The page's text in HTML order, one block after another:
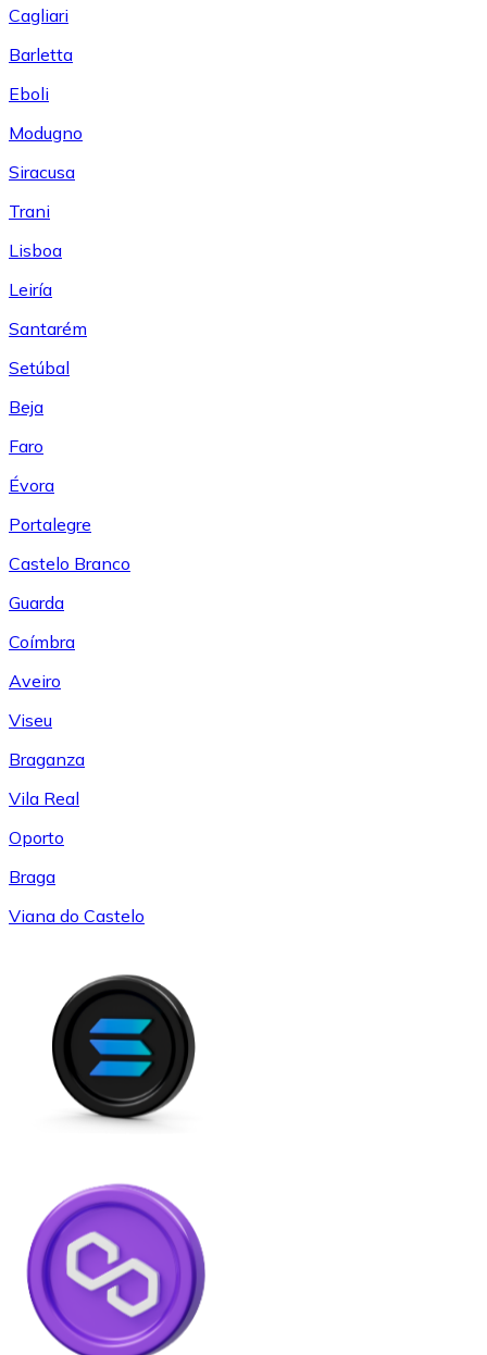
Cagliari
Barletta
Eboli
Modugno
Siracusa
Trani
Lisboa
Leiría
Santarém
Setúbal
Beja
Faro
Évora
Portalegre
Castelo Branco
Guarda
Coímbra
Aveiro
Viseu
Braganza
Vila Real
Oporto
Braga
Viana do Castelo